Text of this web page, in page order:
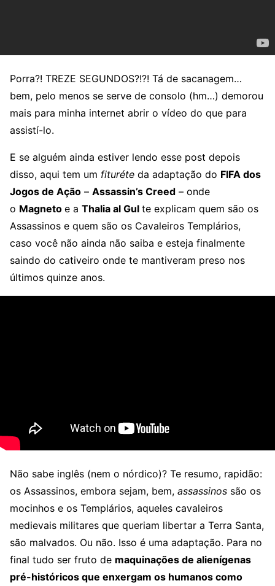
Porra?! TREZE SEGUNDOS?!?! Tá de sacanagem…
bem, pelo menos se serve de consolo (hm…) demorou
mais para minha internet abrir o vídeo do que para
assistí-lo.
E se alguém ainda estiver lendo esse post depois
disso, aqui tem um fituréte da adaptação do FIFA dos
Jogos de Ação – Assassin’s Creed – onde
o Magneto e a Thalia al Gul te explicam quem são os
Assassinos e quem são os Cavaleiros Templários,
caso você não ainda não saiba e esteja finalmente
saindo do cativeiro onde te mantiveram preso nos
últimos quinze anos.
Não sabe inglês (nem o nórdico)? Te resumo, rapidão:
os Assassinos, embora sejam, bem, assassinos são os
mocinhos e os Templários, aqueles cavaleiros
medievais militares que queriam libertar a Terra Santa,
são malvados. Ou não. Isso é uma adaptação. Para no
final tudo ser fruto de maquinações de alienígenas
pré-históricos que enxergam os humanos como